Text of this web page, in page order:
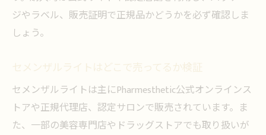
ジやラベル、販売証明で正規品かどうかを必ず確認しま
しょう。
セメンザルライトはどこで売ってるか検証
セメンザルライトは主にPharmesthetic公式オンラインス
トアや正規代理店、認定サロンで販売されています。ま
た、一部の美容専門店やドラッグストアでも取り扱いが